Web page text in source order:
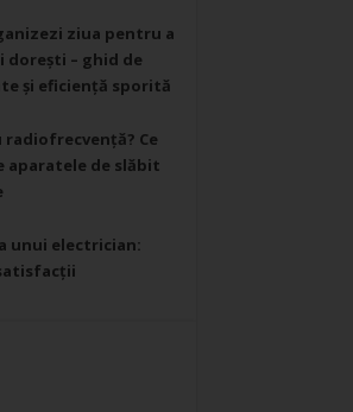
ziua pentru a
– ghid de
și eficiență sporită
radiofrecvență? Ce
aparatele de slăbit
unui electrician: